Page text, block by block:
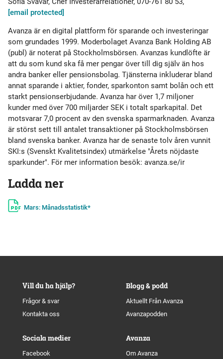
[email protected]
Avanza är en digital plattform för sparande och investeringar
som grundades 1999. Moderbolaget Avanza Bank Holding AB
(publ) är noterat på Stockholmsbörsen. Avanzas kundlöfte är
att du som kund ska få mer pengar över till dig själv än hos
andra banker eller pensionsbolag. Tjänsterna inkluderar bland
annat sparande i aktier, fonder, sparkonton samt bolån och ett
starkt pensionserbjudande. Avanza har över 1,7 miljoner
kunder med över 700 miljarder SEK i totalt sparkapital. Det
motsvarar 7,0 procent av den svenska sparmarknaden. Avanza
är störst sett till antalet transaktioner på Stockholmsbörsen
bland svenska banker. Avanza har de senaste tolv åren vunnit
SKI:s (Svenskt Kvalitetsindex) utmärkelse "Årets nöjdaste
sparkunder". För mer information besök: avanza.se/ir
Ladda ner
Mars: Månadsstatistik*
Vill du ha hjälp?
Frågor & svar
Kontakta oss
Blogg & podd
Aktuellt Från Avanza
Avanzapodden
Sociala medier
Facebook
Avanza
Om Avanza